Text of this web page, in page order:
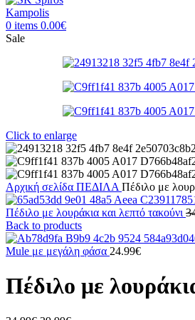
0 items 0.00€
Sale
Click to enlarge
Αρχική σελίδα ΠΕΔΙΛΑ Πέδιλο με
Πέδιλο με λουράκια και λεπτό τακούνι
Back to products
Mule με μεγάλη φάσα 24.99€
Πέδιλο με